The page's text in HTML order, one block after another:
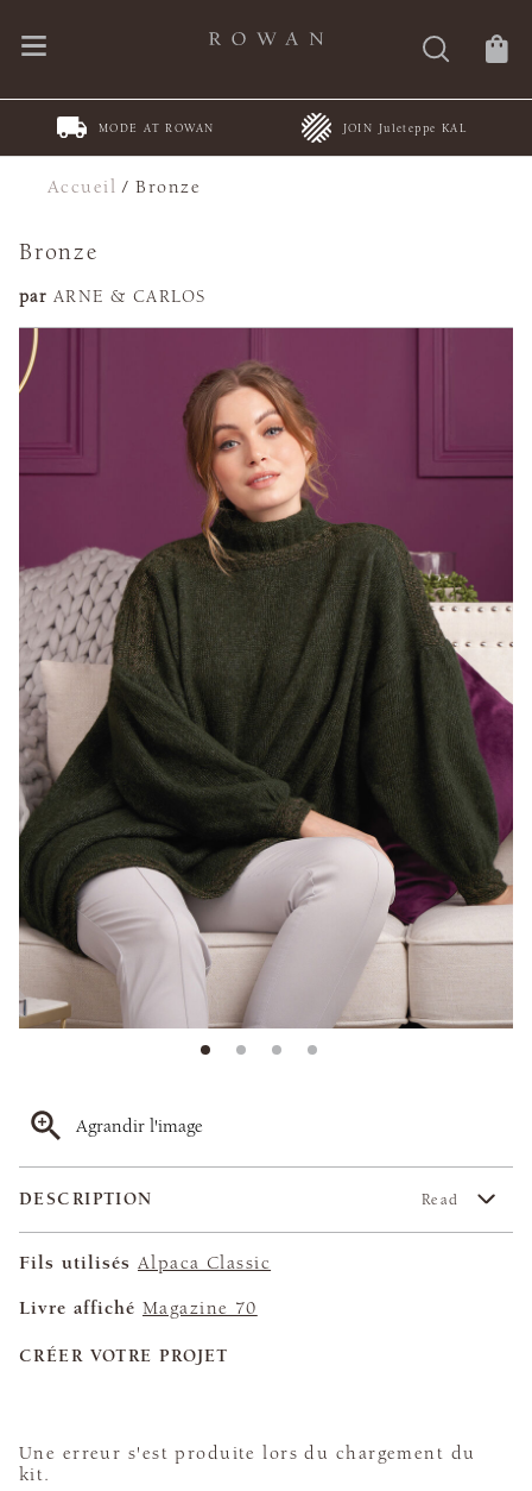
MODE AT ROWAN JOIN Juleteppe KAL
Accueil /Bronze
Bronze
par ARNE & CARLOS
Agrandir l'image
DESCRIPTION Read
Fils utilisés Alpaca Classic
Livre affiché Magazine 70
CRÉER VOTRE PROJET
Une erreur s'est produite lors du chargement du
kit.